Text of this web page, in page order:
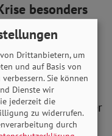
besonders
sollten
Mit einer
von dieser
fordert eine
Drittanbietern, um
und auf Basis von
Sie können
Dienste wir
jederzeit die
zu widerrufen.
durch